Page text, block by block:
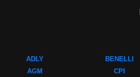
ADLY
AGM
BENELLI
CPI